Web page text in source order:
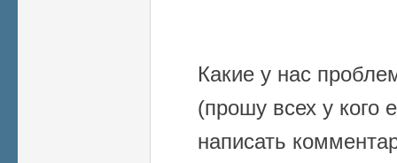
Какие у нас
(прошу всех у кого
написать